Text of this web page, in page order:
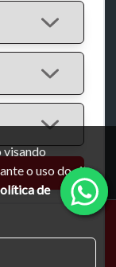
visando
o uso do site.
de
Nogueira,